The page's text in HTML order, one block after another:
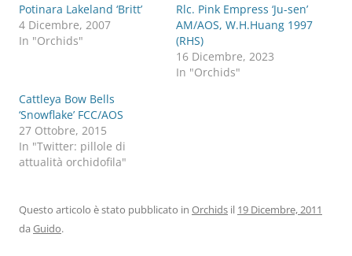
Potinara Lakeland ‘Britt’
4 Dicembre, 2007
In "Orchids"
Rlc. Pink Empress ‘Ju-sen’
AM/AOS, W.H.Huang 1997
(RHS)
16 Dicembre, 2023
In "Orchids"
Cattleya Bow Bells
‘Snowflake’ FCC/AOS
27 Ottobre, 2015
In "Twitter: pillole di
attualità orchidofila"
Questo articolo è stato pubblicato in Orchids il 19 Dicembre, 2011
da Guido.